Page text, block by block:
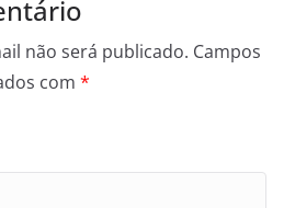
não será publicado. Campos
com *